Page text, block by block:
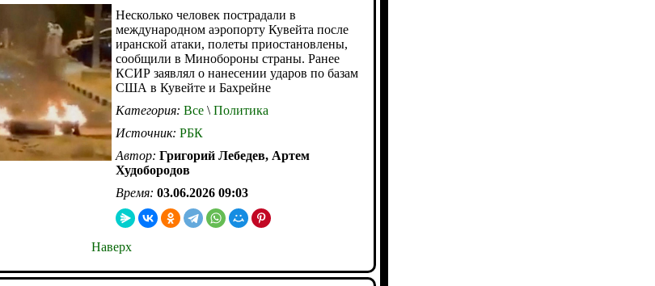
Несколько человек пострадали в
международном аэропорту Кувейта после
иранской атаки, полеты приостановлены,
сообщили в Минобороны страны. Ранее
КСИР заявлял о нанесении ударов по базам
США в Кувейте и Бахрейне
Категория: Все \ Политика
Источник: РБК
Автор: Григорий Лебедев, Артем
Худобородов
Время: 03.06.2026 09:03
Наверх